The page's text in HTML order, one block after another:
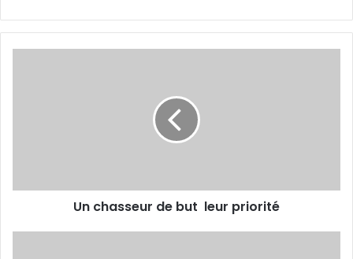
Un chasseur de but leur priorité